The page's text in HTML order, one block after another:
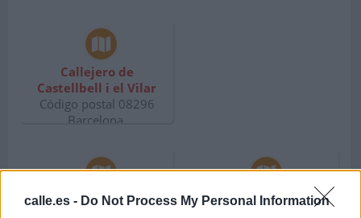
calle.es - Do Not Process My Personal Information
Callejero de
Castellbell i el Vilar
Código postal 08296
Barcelona.
Callejero de
Callejero de